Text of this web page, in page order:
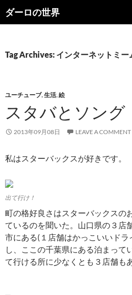
Skip
toダーロの世界
Search
Tag Archives: インターネットミー
ユーチューブ,生活,絵
スタバとソング
2013年09月08日 LEAVE A COMMENT
私はスターバックスが好きです。
出て行け！
町の格好良さはスターバックスの
ているのを聞いた。山口県の３店
市にある(１店舗はかっこいいド
し、ここの千葉県にある泊まって
て行ける所に少なくとも３店舗も